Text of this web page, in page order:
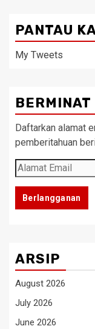
PANTAU
My Tweets
Daftarkan alamat
pemberitahuan
Alamat
Email
Berlangganan
ARSIP
August 2026
July 2026
June 2026